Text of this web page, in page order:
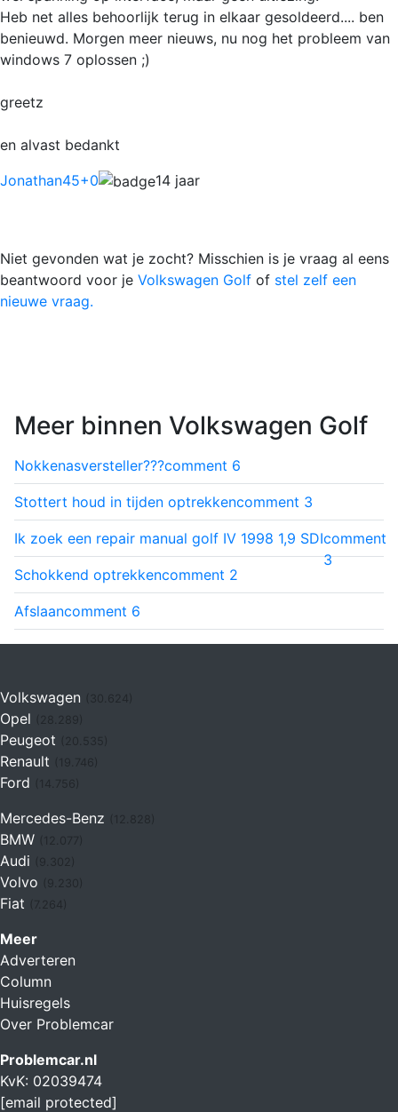
Heb net alles behoorlijk terug in elkaar gesoldeerd.... ben
benieuwd. Morgen meer nieuws, nu nog het probleem van
windows 7 oplossen ;)
greetz
en alvast bedankt
Jonathan45+0 14 jaar
Niet gevonden wat je zocht? Misschien is je vraag al eens
beantwoord voor je Volkswagen Golf of stel zelf een
nieuwe vraag.
Meer binnen Volkswagen Golf
Nokkenasversteller???comment 6
Stottert houd in tijden optrekkencomment 3
Ik zoek een repair manual golf IV 1998 1,9 SDIcomment
3
Schokkend optrekkencomment 2
Afslaancomment 6
Volkswagen (30.624)
Opel
Peugeot
Renault (19.746)
Ford (14.756)
Mercedes-Benz
BMW
Audi
Volvo
Fiat (7.264)
Meer
Adverteren
Column
Huisregels
Over Problemcar
Problemcar.nl
KvK: 02039474
[email protected]